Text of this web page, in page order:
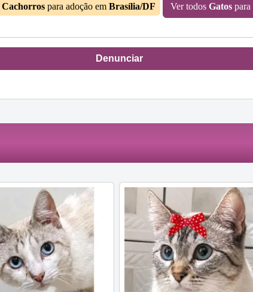
Cachorros para adoção em Brasília/DF Ver todos Gatos para
Denunciar